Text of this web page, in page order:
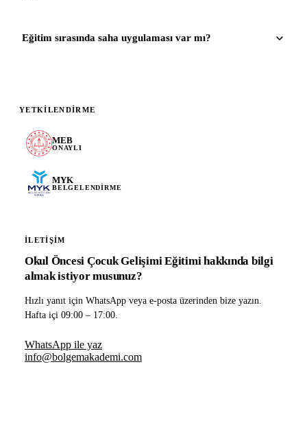
Eğitim sırasında saha uygulaması var mı?
YETKILENDIRME
MEB
ONAYLI
MYK
BELGELENDIRME
İLETIŞIM
Okul Öncesi Çocuk Gelişimi Eğitimi hakkında bilgi
almak istiyor musunuz?
Hızlı yanıt için WhatsApp veya e-posta üzerinden bize yazın.
Hafta içi 09:00 – 17:00.
WhatsApp ile yaz
info@bolgemakademi.com